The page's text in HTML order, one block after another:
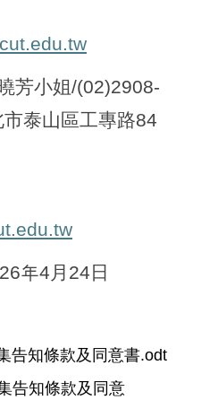
芳小姐/(02)2908-
泰山區工專路84
年4月24日
告知條款及同意書.odt
告知條款及同意